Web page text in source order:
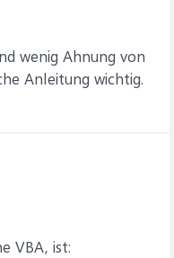
wenig Ahnung von
Anleitung wichtig.
VBA, ist: